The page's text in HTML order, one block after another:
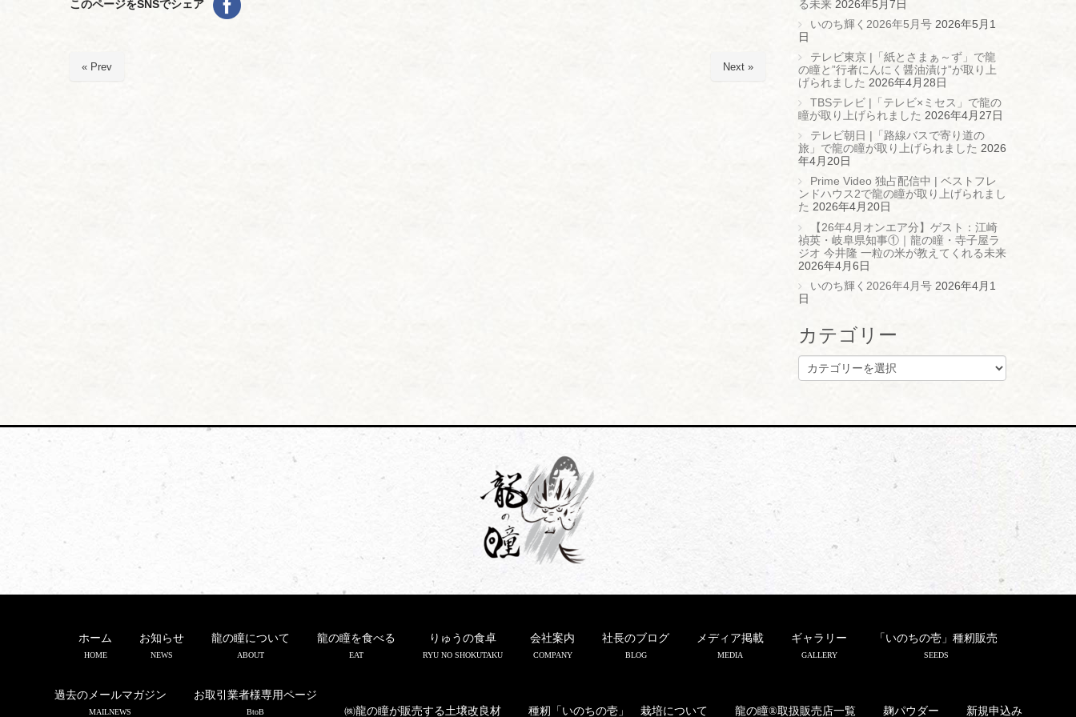
このページをSNSでシェア
« Prev Next »
る未来 2026年5月7日
いのち輝く2026年5月号 2026年5月1
日
テレビ東京 |「紙とさまぁ～ず」で龍
の瞳と”行者にんにく醤油漬け”が取り上
げられました 2026年4月28日
TBSテレビ |「テレビ×ミセス」で龍の
瞳が取り上げられました 2026年4月27日
テレビ朝日 |「路線バスで寄り道の
旅」で龍の瞳が取り上げられました 2026
年4月20日
Prime Video 独占配信中 | ベストフレ
ンドハウス2で龍の瞳が取り上げられまし
た 2026年4月20日
【26年4月オンエア分】ゲスト：江崎
禎英・岐阜県知事①｜龍の瞳・寺子屋ラ
ジオ 今井隆 一粒の米が教えてくれる未来
2026年4月6日
いのち輝く2026年4月号 2026年4月1
日
カテゴリー
カ
テ
ホーム
HOME
お知らせ
NEWS
龍の瞳について
ABOUT
龍の瞳を食べる
EAT
りゅうの食卓
RYU NO SHOKUTAKU
会社案内
COMPANY
社長のブログ
BLOG
メディア掲載
MEDIA
ギャラリー
GALLERY
「いのちの壱」種籾販売
SEEDS
過去のメールマガジン
MAILNEWS
お取引業者様専用ページ
BtoB ㈱龍の瞳が販売する土壌改良材 種籾「いのちの壱」 栽培について 龍の瞳®取扱販売店一覧 麹パウダー 新規申込み